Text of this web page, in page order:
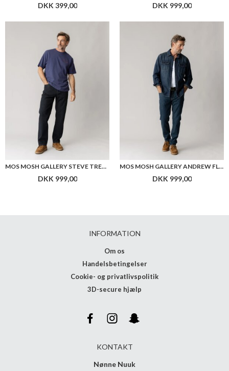
DKK 399,00 DKK 999,00
MOS MOSH GALLERY STEVE TRENTO JEANS
DKK 999,00
MOS MOSH GALLERY ANDREW FLORENCE JEANS
DKK 999,00
INFORMATION
Om os
Handelsbetingelser
Cookie- og privatlivspolitik
3D-secure hjælp
KONTAKT
Nønne Nuuk